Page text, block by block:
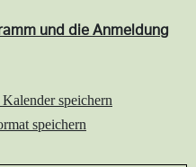
und die Anmeldung
speichern
speichern